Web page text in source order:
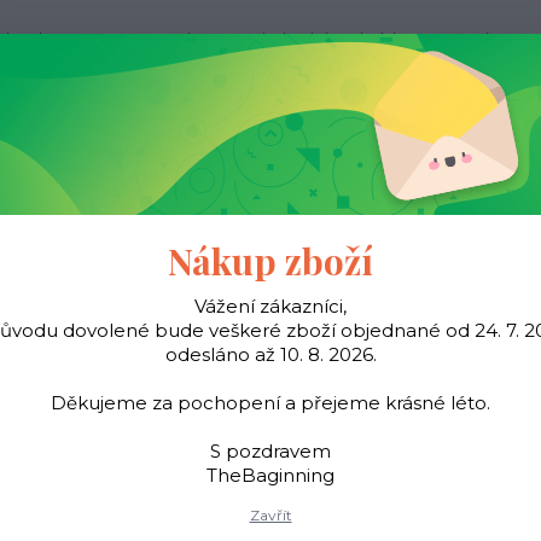
nakupovat Kontakty Obchodní podmínky Více
Hledat
Šátky Young TheBaginning
Peněženky Dámské peněženky Dámská kožená peněženka 907 -
kožená peněženka 907 -
Dámská peněženka z
drobné. Přední část
Nákup zboží
Vážení zákazníci,
dovolené bude veškeré zboží objednané od 24. 7.
odesláno až 10. 8. 2026.
Děkujeme za pochopení a přejeme krásné léto.
S pozdravem
TheBaginning
Zavřít